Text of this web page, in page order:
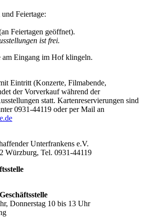
Feiertage:
Feiertagen geöffnet).
ist frei.
am Eingang im Hof klingeln.
Eintritt (Konzerte, Filmabende,
der Vorverkauf während der
statt. Kartenreservierungen sind
0931-44119 oder per Mail an
Unterfrankens e.V.
Würzburg, Tel. 0931-44119
Donnerstag 10 bis 13 Uhr